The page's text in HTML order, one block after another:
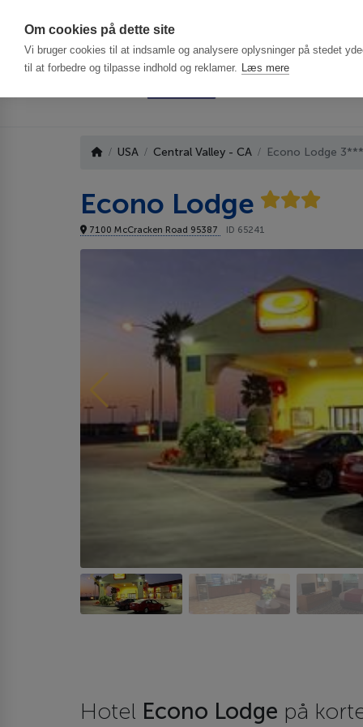
Om cookies på dette site
Vi bruger cookies til at indsamle og analysere oplysninger på stedet
til at forbedre og tilpasse indhold og reklamer. Læs mere
USA Central Valley - CA Econo Lodge 3***
Econo Lodge
7100 McCracken Road 95387 ID 65241
Hotel Econo Lodge på